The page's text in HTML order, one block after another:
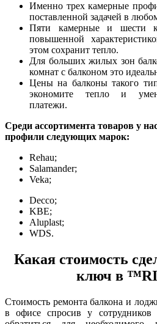
Именно трех камерные
поставленной задачей в
Пяти камерные и шести
повышенной
этом сохранит тепло.
Для больших жилых зон
комнат с балконом это
Цены на балконы такого
экономите тепло и
платежи.
Среди ассортимента товаров у
профили следующих марок:
Rehau;
Salamander;
Veka;
Decco;
KBE;
Aluplast;
WDS.
Какая стоимость
ключ в
Стоимость ремонта балкона и
в офисе спросив у